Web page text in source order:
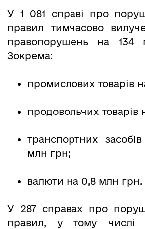
У 1 081 справі про
правил тимчасово
правопорушень на 134
Зокрема:
промислових товарів
продовольчих товарів
транспортних
млн грн;
валюти на 0,8 млн грн.
У 287 справах про
правил, у тому числі